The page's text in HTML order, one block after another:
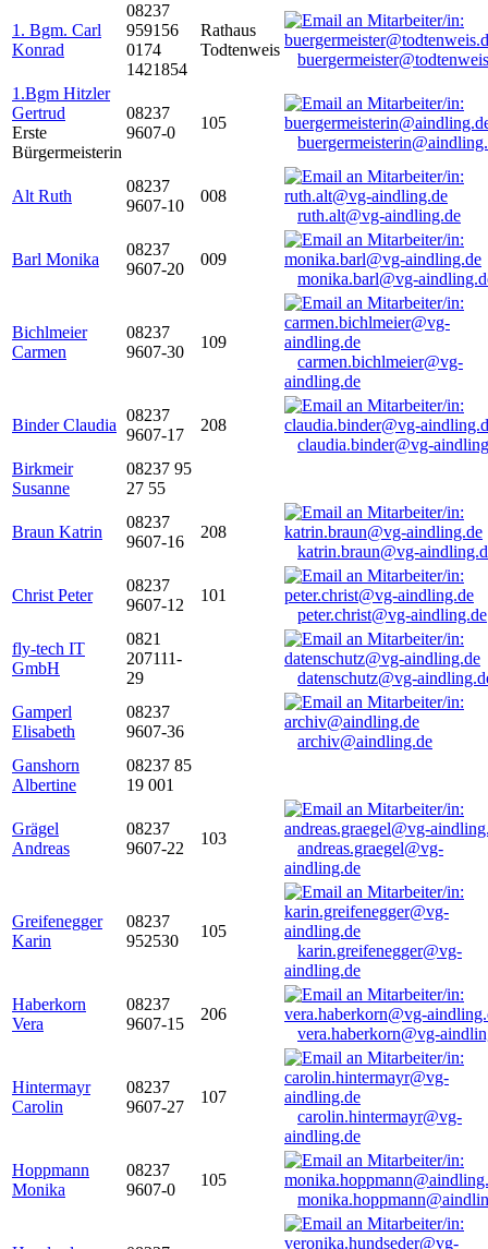
1. Bgm. Carl
Konrad
08237
959156
0174
1421854
Rathaus
Todtenweis
1.Bgm Hitzler
Gertrud
Erste
Bürgermeisterin
08237
9607-0
105
Alt Ruth
08237
9607-10
008
ruth.alt@vg-aindling.de
Barl Monika
08237
9607-20
009
monika.barl@vg-
Bichlmeier
Carmen
08237
9607-30
109
carmen.bichlmeier@vg-
aindling.de
Binder Claudia
08237
9607-17
208
claudia.binder@vg-
Birkmeir
Susanne
08237 95
27 55
Braun Katrin
08237
9607-16
208
katrin.braun@vg-
Christ Peter
08237
9607-12
101
peter.christ@vg-aindling.de
fly-tech IT
GmbH
0821
207111-
29
datenschutz@vg-
Gamperl
Elisabeth
08237
9607-36
archiv@aindling.de
Ganshorn
Albertine
08237 85
19 001
Grägel
Andreas
08237
9607-22
103
andreas.graegel@vg-
aindling.de
Greifenegger
Karin
08237
952530
105
karin.greifenegger@vg-
aindling.de
Haberkorn
Vera
08237
9607-15
206
vera.haberkorn@vg-
Hintermayr
Carolin
08237
9607-27
107
carolin.hintermayr@vg-
aindling.de
Hoppmann
Monika
08237
9607-0
105